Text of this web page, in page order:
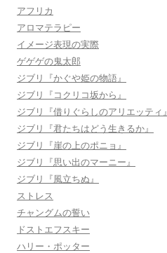
アフリカ
アロマテラピー
イメージ表現の実際
ゲゲゲの鬼太郎
ジブリ『かぐや姫の物語』
ジブリ『コクリコ坂から』
ジブリ『借りぐらしのアリエッティ』
ジブリ『君たちはどう生きるか』
ジブリ『崖の上のポニョ』
ジブリ『思い出のマーニー』
ジブリ『風立ちぬ』
ストレス
チャングムの誓い
ドストエフスキー
ハリー・ポッター